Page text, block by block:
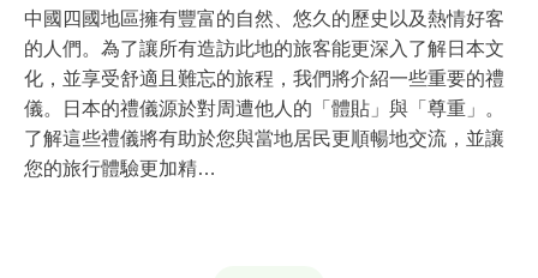
中國四國地區擁有豐富的自然、悠久的歷史以及熱情好客
的人們。為了讓所有造訪此地的旅客能更深入了解日本文
化，並享受舒適且難忘的旅程，我們將介紹一些重要的禮
儀。日本的禮儀源於對周遭他人的「體貼」與「尊重」。
了解這些禮儀將有助於您與當地居民更順暢地交流，並讓
您的旅行體驗更加精…